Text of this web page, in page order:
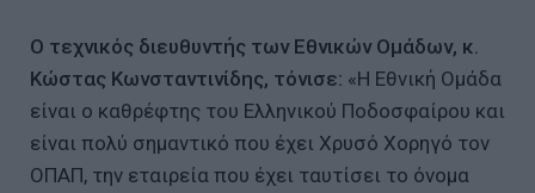
Ο τεχνικός διευθυντής των Εθνικών Ομάδων, κ.
Κώστας Κωνσταντινίδης, τόνισε: «Η Εθνική Ομάδα
είναι ο καθρέφτης του Ελληνικού Ποδοσφαίρου και
είναι πολύ σημαντικό που έχει Χρυσό Χορηγό τον
ΟΠΑΠ, την εταιρεία που έχει ταυτίσει το όνομα